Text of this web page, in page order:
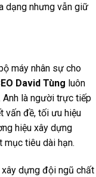
dạng nhưng vẫn giữ
máy nhân sự cho
David Tùng luôn
Anh là người trực tiếp
vấn đề, tối ưu hiệu
hiệu xây dựng
tiêu dài hạn.
xây dựng đội ngũ chất